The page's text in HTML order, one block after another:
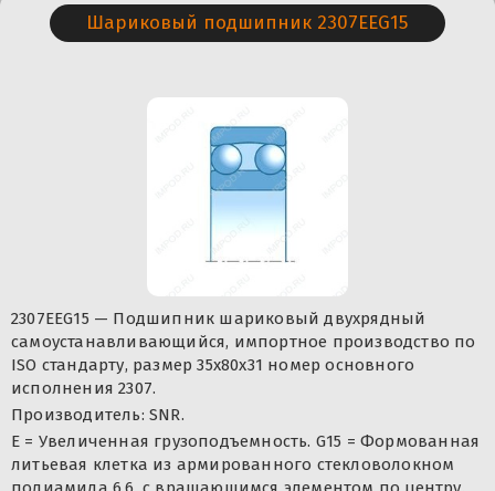
Шариковый подшипник 2307EEG15
2307EEG15 — Подшипник шариковый двухрядный
самоустанавливающийся, импортное производство по
ISO стандарту, размер 35x80x31 номер основного
исполнения 2307.
Производитель: SNR.
E = Увеличенная грузоподъемность. G15 = Формованная
литьевая клетка из армированного стекловолокном